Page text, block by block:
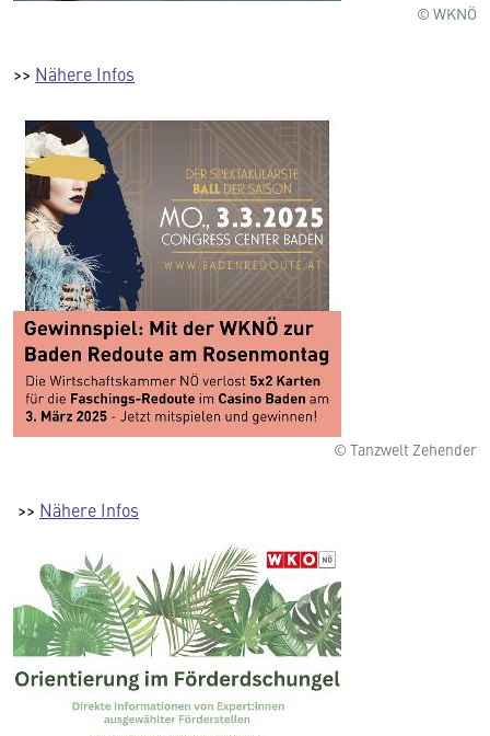
© WKNÖ
>> Nähere Infos
© Tanzwelt Zehender
>> Nähere Infos